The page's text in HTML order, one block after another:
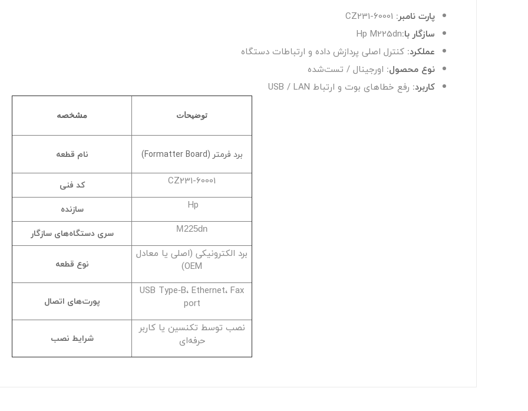
پارت نامبر: CZ231-60001
سازگار با:Hp M225dn
عملکرد: کنترل اصلی پردازش داده و ارتباطات دستگاه
نوع محصول: اورجینال / تست‌شده
کاربرد: رفع خطاهای بوت و ارتباط USB / LAN
توضیحات مشخصه
برد فرمتر (Formatter Board) نام قطعه
CZ231-60001 کد فنی
Hp سازنده
M225dn سری دستگاه‌های سازگار
برد الکترونیکی (اصلی یا معادل
OEM)
نوع قطعه
USB Type‑B، Ethernet، Fax
port
پورت‌های اتصال
نصب توسط تکنسین یا کاربر
حرفه‌ای
شرایط نصب